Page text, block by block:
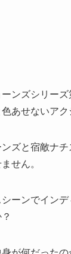
ンズシリー
あせないア
ズと宿敵ナ
せん。
ーンでイン